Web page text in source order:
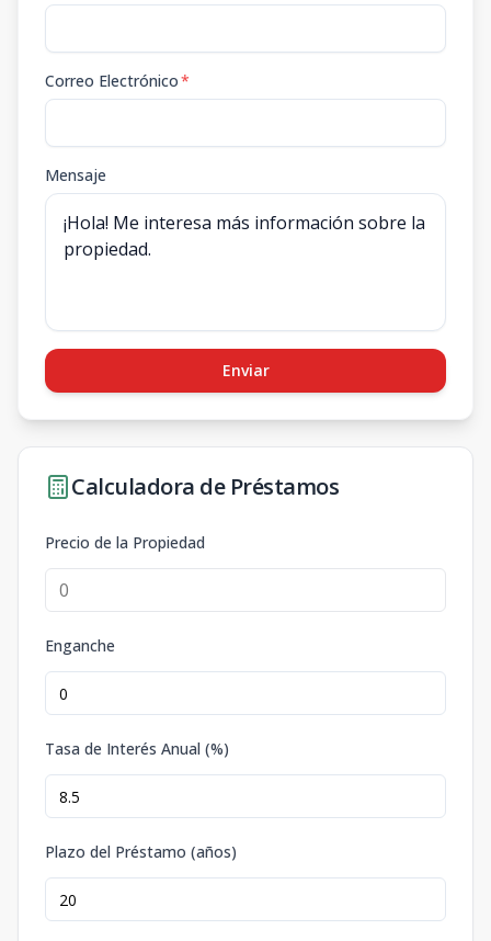
Correo Electrónico*
Mensaje
Enviar
Calculadora de Préstamos
Precio de la Propiedad
Enganche
Tasa de Interés Anual (%)
Plazo del Préstamo (años)